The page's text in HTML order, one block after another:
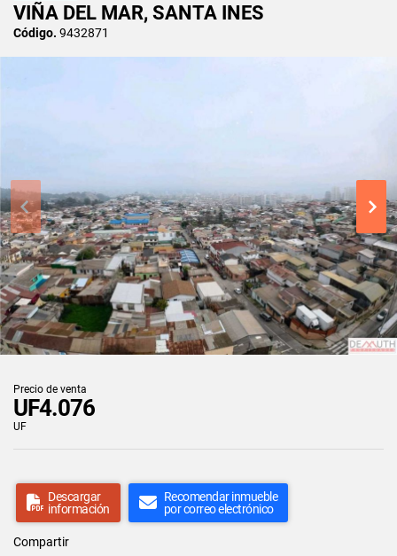
VIÑA DEL MAR, SANTA INES
Código. 9432871
Precio de venta
UF4.076
UF
Descargar
información
Recomendar inmueble
por correo electrónico
Compartir